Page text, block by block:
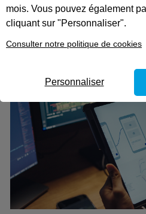
CODES
mois. Vous pouvez également
cliquant sur "Personnaliser".
Consulter notre politique de cookies
Personnaliser